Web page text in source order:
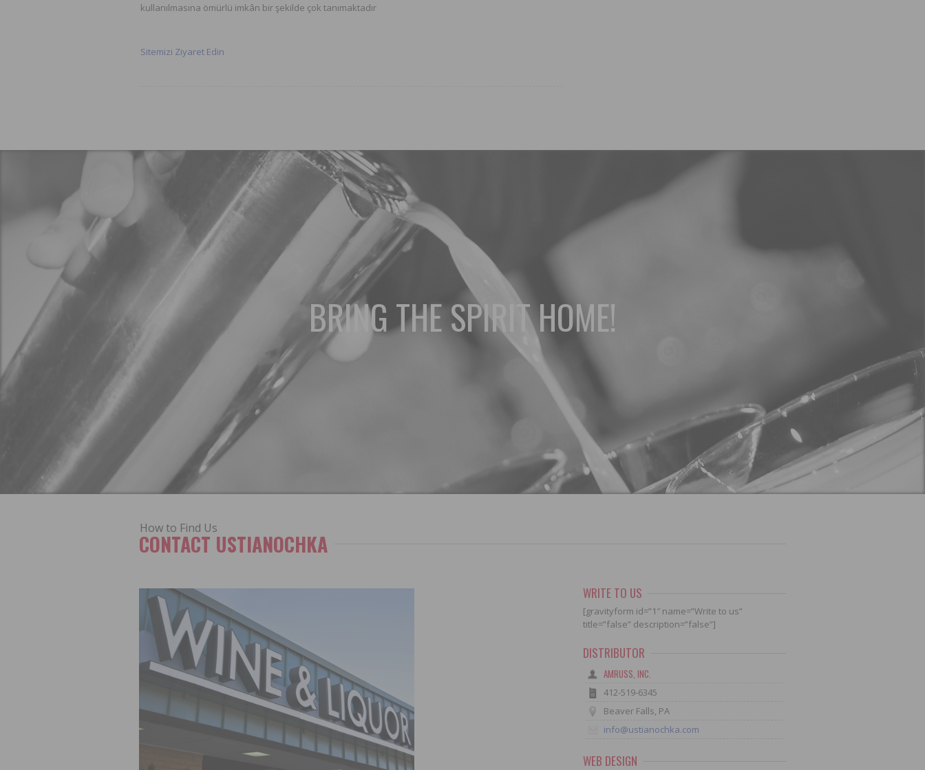
kullanılmasına ömürlü imkân bir şekilde çok tanımaktadır
Sitemizi Ziyaret Edin
BRING THE SPIRIT HOME!
How to Find Us
CONTACT USTIANOCHKA
WRITE TO US
[gravityform id=”1″ name=”Write to us”
title=”false” description=”false”]
DISTRIBUTOR
AMRUSS, INC.
412-519-6345
Beaver Falls, PA
info@ustianochka.com
WEB DESIGN